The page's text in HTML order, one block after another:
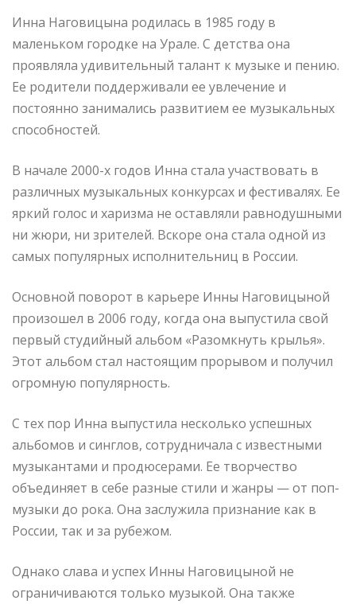
Инна Наговицына родилась в 1985 году в
маленьком городке на Урале. С детства она
проявляла удивительный талант к музыке и пению.
Ее родители поддерживали ее увлечение и
постоянно занимались развитием ее музыкальных
способностей.
В начале 2000-х годов Инна стала участвовать в
различных музыкальных конкурсах и фестивалях. Ее
яркий голос и харизма не оставляли равнодушными
ни жюри, ни зрителей. Вскоре она стала одной из
самых популярных исполнительниц в России.
Основной поворот в карьере Инны Наговицыной
произошел в 2006 году, когда она выпустила свой
первый студийный альбом «Разомкнуть крылья».
Этот альбом стал настоящим прорывом и получил
огромную популярность.
С тех пор Инна выпустила несколько успешных
альбомов и синглов, сотрудничала с известными
музыкантами и продюсерами. Ее творчество
объединяет в себе разные стили и жанры — от поп-
музыки до рока. Она заслужила признание как в
России, так и за рубежом.
Однако слава и успех Инны Наговицыной не
ограничиваются только музыкой. Она также